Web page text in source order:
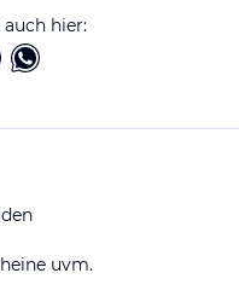
auch hier:
uvm.